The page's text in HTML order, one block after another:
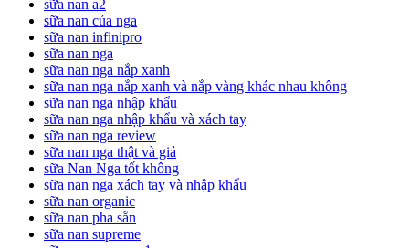
sữa nan a2
sữa nan của nga
sữa nan infinipro
sữa nan nga
sữa nan nga nắp xanh
sữa nan nga nắp xanh và nắp vàng khác nhau không
sữa nan nga nhập khẩu
sữa nan nga nhập khẩu và xách tay
sữa nan nga review
sữa nan nga thật và giả
sữa Nan Nga tốt không
sữa nan nga xách tay và nhập khẩu
sữa nan organic
sữa nan pha sẵn
sữa nan supreme